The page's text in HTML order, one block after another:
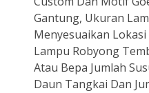
Gantung, Ukuran
Menyesuaikan
Lampu Robyong
Atau Bepa Jumlah
Daun Tangkai Dan